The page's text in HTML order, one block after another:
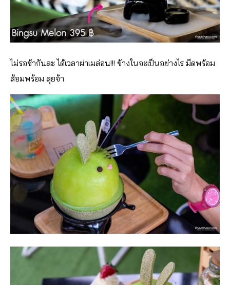
ไม่รอช้ากันละ ได้เวลาผ่าเมล่อน!!! ข้างในจะเป็นอย่างไร มีดพร้อม
ส้อมพร้อม ลุยจ้า